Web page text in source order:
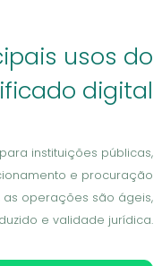
usos do
digital
instituições públicas,
e procuração
as operações são ágeis,
e validade jurídica.